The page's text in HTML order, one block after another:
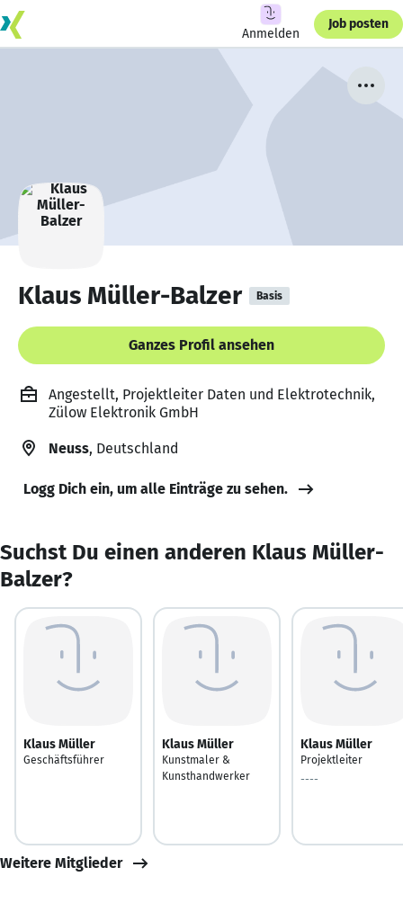
Anmelden
Job posten
Klaus Müller-Balzer Basis
Ganzes Profil ansehen
Angestellt, Projektleiter Daten und Elektrotechnik,
Zülow Elektronik GmbH
Neuss, Deutschland
Logg Dich ein, um alle Einträge zu sehen.
Suchst Du einen anderen Klaus Müller-
Balzer?
Klaus Müller
Geschäftsführer
Klaus Müller
Kunstmaler &
Kunsthandwerker
Klaus Müller
Projektleiter
----
Weitere Mitglieder